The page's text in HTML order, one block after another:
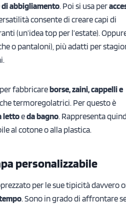
abbigliamento. Poi si usa per
consente di creare capi di
(un’idea top per l’estate).
o pantaloni), più adatti per
fabbricareborse, zaini, cappelli e
termoregolatrici. Per questo è
lettoeda bagno. Rappresenta
al cotone o alla plastica.
personalizzabile
per le sue tipicità
. Sono in grado di affrontare